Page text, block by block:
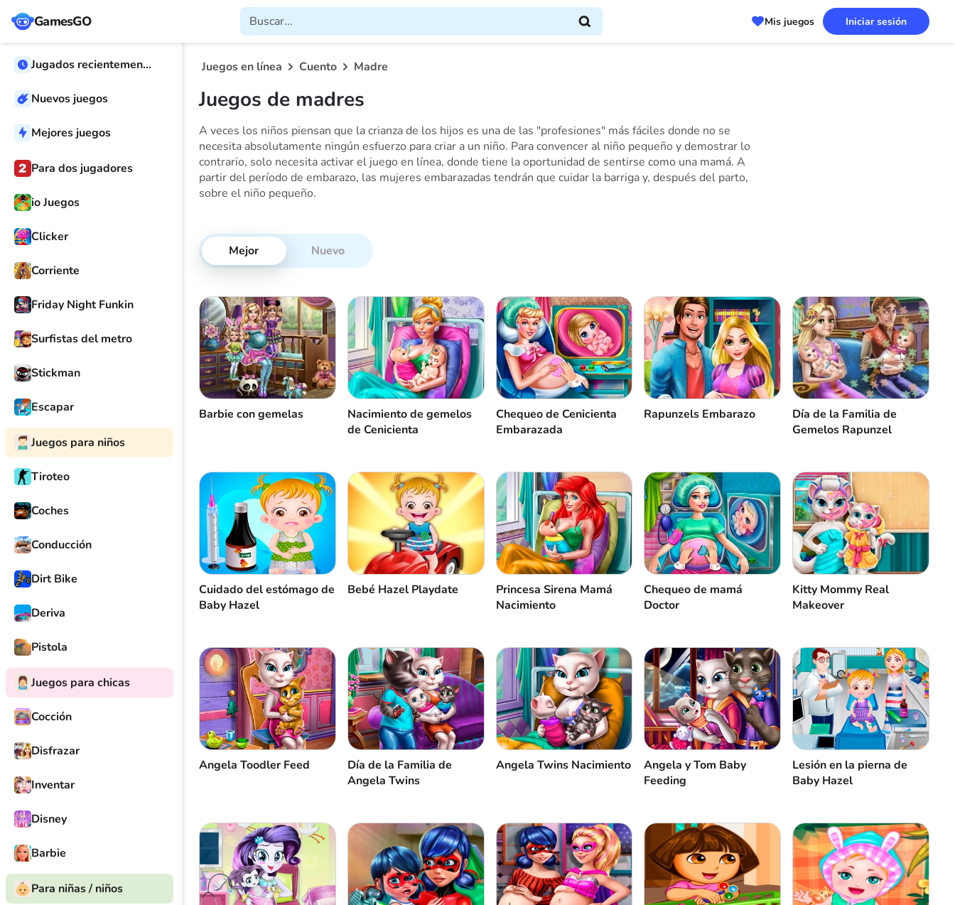
GamesGO Mis juegos Iniciar sesión
Jugados recientemente
Nuevos juegos
Mejores juegos
Para dos jugadores
io Juegos
Clicker
Corriente
Friday Night Funkin
Surfistas del metro
Stickman
Escapar
Juegos para niños
Tiroteo
Coches
Conducción
Dirt Bike
Deriva
Pistola
Juegos para chicas
Cocción
Disfrazar
Inventar
Disney
Barbie
Para niñas / niños
Juegos en línea Cuento Madre
Juegos de madres
A veces los niños piensan que la crianza de los hijos es una de las "profesiones" más fáciles donde no se
necesita absolutamente ningún esfuerzo para criar a un niño. Para convencer al niño pequeño y demostrar lo
contrario, solo necesita activar el juego en línea, donde tiene la oportunidad de sentirse como una mamá. A
partir del período de embarazo, las mujeres embarazadas tendrán que cuidar la barriga y, después del parto,
sobre el niño pequeño.
Mejor Nuevo
Barbie con gemelas
Nacimiento de gemelos
de Cenicienta
Chequeo de Cenicienta
Embarazada
Rapunzels Embarazo
Día de la Familia de
Gemelos Rapunzel
Cuidado del estómago de
Baby Hazel
Bebé Hazel Playdate
Princesa Sirena Mamá
Nacimiento
Chequeo de mamá
Doctor
Kitty Mommy Real
Makeover
Angela Toodler Feed
Día de la Familia de
Angela Twins
Angela Twins Nacimiento
Angela y Tom Baby
Feeding
Lesión en la pierna de
Baby Hazel